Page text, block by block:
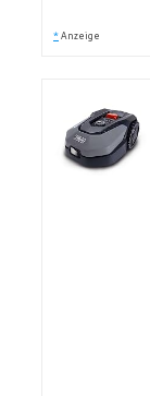
* Anzeige